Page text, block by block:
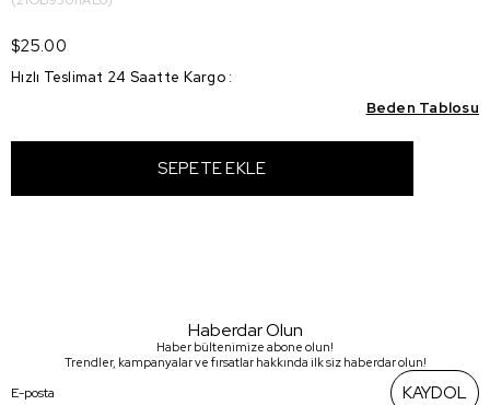
$25.00
Hızlı Teslimat 24 Saatte Kargo :
Beden Tablosu
Haberdar Olun
Haber bültenimize abone olun!
Trendler, kampanyalar ve fırsatlar hakkında ilk siz haberdar olun!
KAYDOL